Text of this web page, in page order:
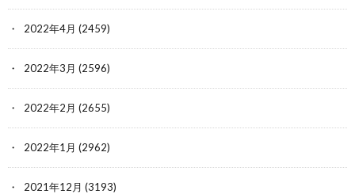
2022年4月 (2459)
2022年3月 (2596)
2022年2月 (2655)
2022年1月 (2962)
2021年12月 (3193)